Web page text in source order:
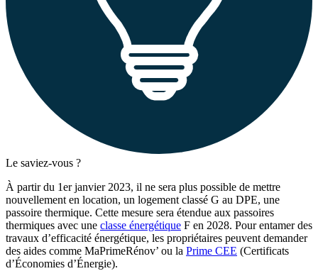
Le saviez-vous ?
À partir du 1erjanvier 2023, il ne sera plus possible de mettre
nouvellement en location, un logement classé G au DPE, une
passoire thermique. Cette mesure sera étendue aux passoires
thermiques avec une classe énergétique F en 2028. Pour entamer des
travaux d’efficacité énergétique, les propriétaires peuvent demander
des aides comme MaPrimeRénov’ ou la Prime CEE (Certificats
d’Économies d’Énergie).